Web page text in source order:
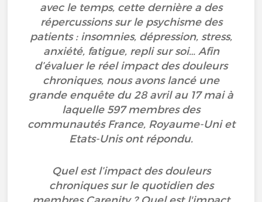
avec le temps, cette dernière a des
répercussions sur le psychisme des
patients : insomnies, dépression, stress,
anxiété, fatigue, repli sur soi… Afin
d’évaluer le réel impact des douleurs
chroniques, nous avons lancé une
grande enquête du 28 avril au 17 mai à
laquelle 597 membres des
communautés France, Royaume-Uni et
Etats-Unis ont répondu.
Quel est l’impact des douleurs
chroniques sur le quotidien des